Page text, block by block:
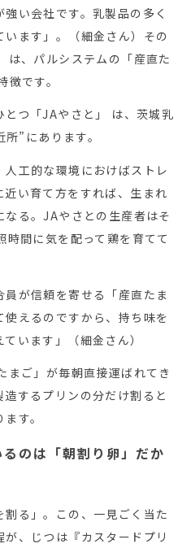
い会社です。乳製品の多く
ます」。（細金さん）その
は、パルシステムの「産直た
です。
つ「JAやさと」 は、茨城乳
”にあります。
工的な環境におけばストレ
い育て方をすれば、生まれ
る。JAやさとの生産者はそ
時間に気を配って鶏を育てて
が信頼を寄せる「産直たま
えるのですから、持ち味を
います」（細金さん）
ご」が毎朝直接運ばれてき
するプリンの分だけ割ると
す。
のは「朝割り卵」だか
る」。この、一見ごく当た
、じつは『カスタードプリ